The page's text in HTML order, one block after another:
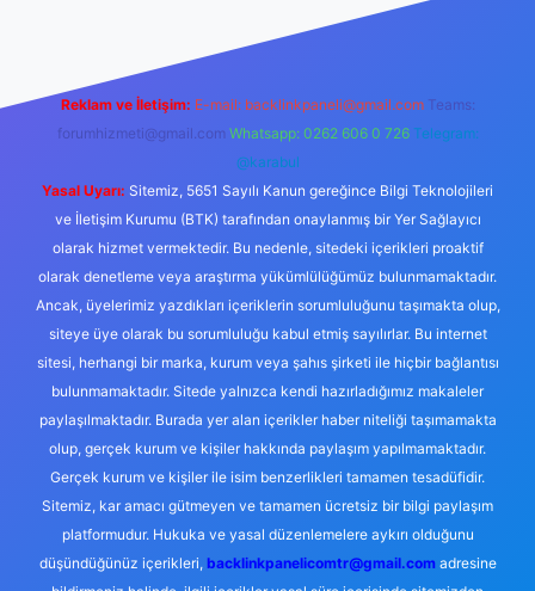
Reklam ve İletişim: E-mail: backlinkpaneli@gmail.com Teams:
forumhizmeti@gmail.com Whatsapp: 0262 606 0 726 Telegram:
@karabul
Yasal Uyarı: Sitemiz, 5651 Sayılı Kanun gereğince Bilgi Teknolojileri
ve İletişim Kurumu (BTK) tarafından onaylanmış bir Yer Sağlayıcı
olarak hizmet vermektedir. Bu nedenle, sitedeki içerikleri proaktif
olarak denetleme veya araştırma yükümlülüğümüz bulunmamaktadır.
Ancak, üyelerimiz yazdıkları içeriklerin sorumluluğunu taşımakta olup,
siteye üye olarak bu sorumluluğu kabul etmiş sayılırlar. Bu internet
sitesi, herhangi bir marka, kurum veya şahıs şirketi ile hiçbir bağlantısı
bulunmamaktadır. Sitede yalnızca kendi hazırladığımız makaleler
paylaşılmaktadır. Burada yer alan içerikler haber niteliği taşımamakta
olup, gerçek kurum ve kişiler hakkında paylaşım yapılmamaktadır.
Gerçek kurum ve kişiler ile isim benzerlikleri tamamen tesadüfidir.
Sitemiz, kar amacı gütmeyen ve tamamen ücretsiz bir bilgi paylaşım
platformudur. Hukuka ve yasal düzenlemelere aykırı olduğunu
düşündüğünüz içerikleri, backlinkpanelicomtr@gmail.comadresine